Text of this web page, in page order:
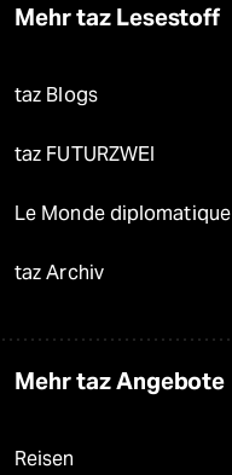
Mehr taz Lesestoff
taz Blogs
taz FUTURZWEI
Le Monde diplomatique
taz Archiv
Mehr taz Angebote
Reisen